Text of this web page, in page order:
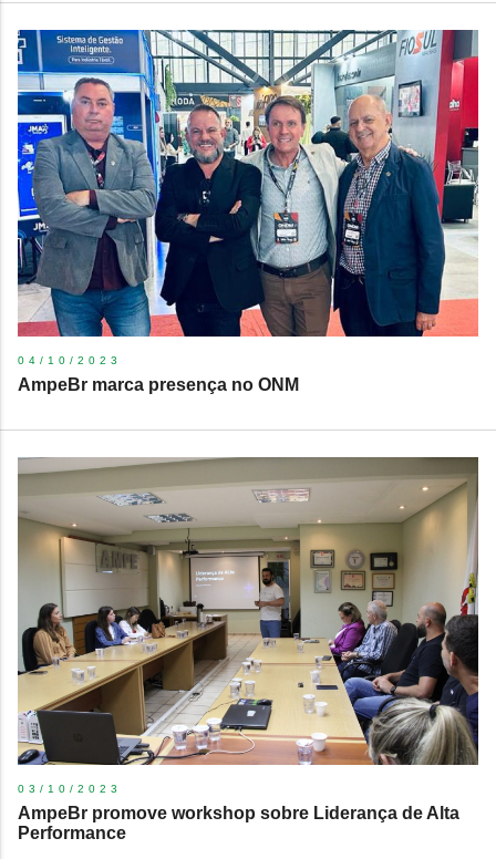
04/10/2023
AmpeBr marca presença no ONM
03/10/2023
AmpeBr promove workshop sobre Liderança de Alta
Performance